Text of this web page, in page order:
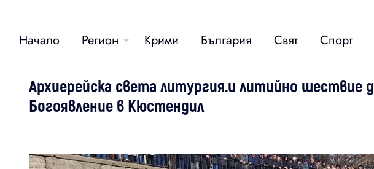
Начало Регион Крими България Свят Спорт
Архиерейска света литургия.и литийно шествие
Богоявление в Кюстендил